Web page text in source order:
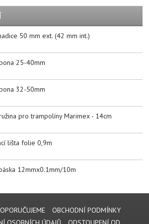
50 mm ext. (42 mm int.)
25-40mm
32-50mm
pro trampolíny Marimex - 14cm
lišta folie 0,9m
12mmx0.1mm/10m
OBCHODNÍ PODMÍNKY